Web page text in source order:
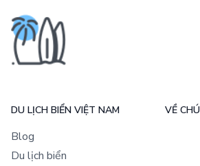
DU LỊCH BIỂN VIỆT NAM
Blog
Du lịch biển
VỀ